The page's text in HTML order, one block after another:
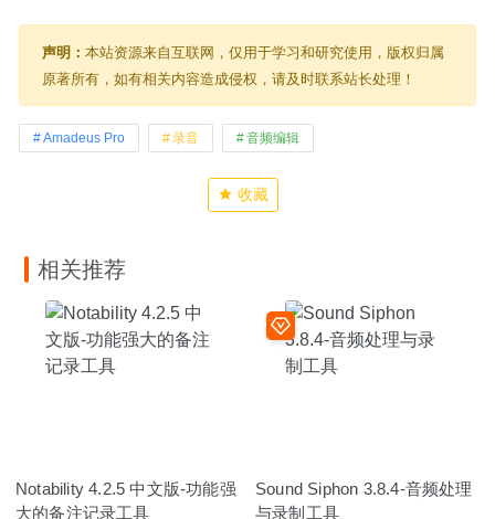
声明： 本站资源来自互联网，仅用于学习和研究使用，版权归属
原著所有，如有相关内容造成侵权，请及时联系站长处理！
Amadeus Pro 录音 音频编辑
收藏
相关推荐
Notability 4.2.5 中文版-功能强
大的备注记录工具
Sound Siphon 3.8.4-音频处理
与录制工具